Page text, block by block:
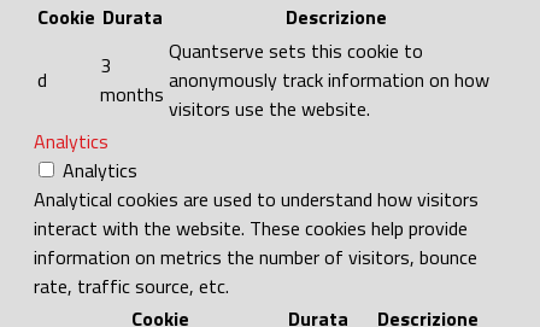
Cookie Durata Descrizione
d
3
months
Quantserve sets this cookie to
anonymously track information on how
visitors use the website.
Analytics
Analytics
Analytical cookies are used to understand how visitors
interact with the website. These cookies help provide
information on metrics the number of visitors, bounce
rate, traffic source, etc.
Cookie
Durata Descrizione